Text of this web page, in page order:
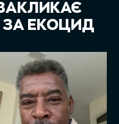
ЗА ЕКОЦИД